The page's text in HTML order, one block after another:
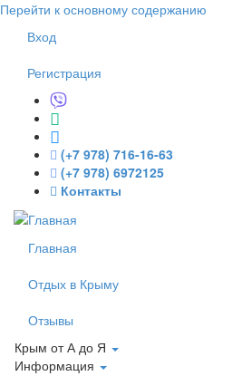
Перейти к основному содержанию
Вход
Регистрация
(+7 978) 716-16-63
(+7 978) 6972125
Контакты
Главная
Отдых в Крыму
Отзывы
Крым от А до Я
Информация